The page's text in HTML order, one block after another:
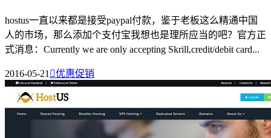
hostus一直以来都是接受paypal付款，鉴于老板这么精通中国
人的市场，那么添加个支付宝我想也是理所应当的吧？官方正
式消息：Currently we are only accepting Skrill,credit/debit card...
2016-05-21优惠促销